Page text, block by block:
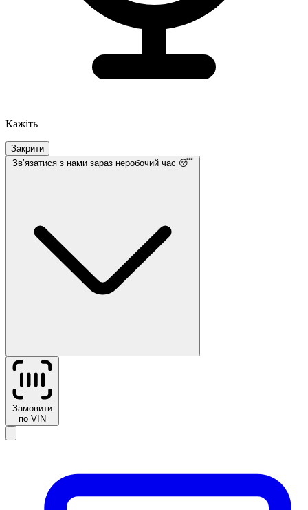
Кажіть
Закрити
Звʼязатися з нами зараз неробочий час 😴
Замовити
по VIN